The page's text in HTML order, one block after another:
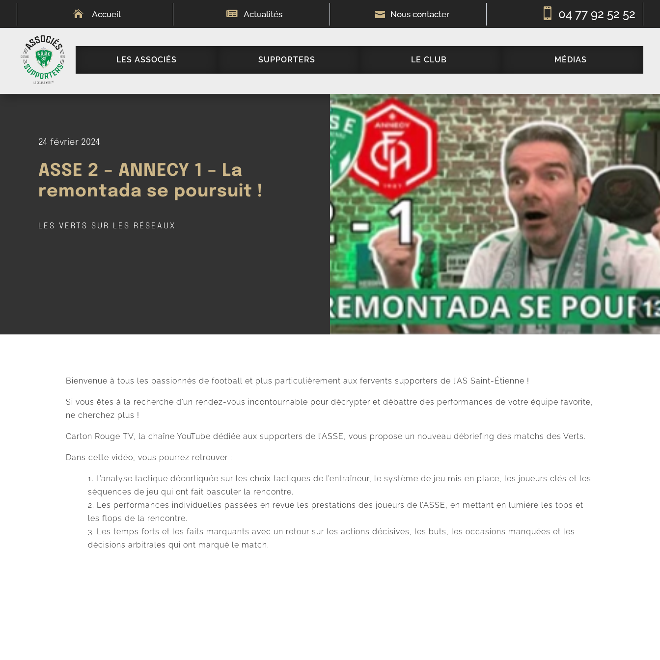
 Accueil  Actualités  Nous contacter  04 77 92 52 52
LES ASSOCIÉS SUPPORTERS LE CLUB MÉDIAS
24 février 2024
ASSE 2 – ANNECY 1 – La
remontada se poursuit !
LES VERTS SUR LES RÉSEAUX
Bienvenue à tous les passionnés de football et plus particulièrement aux fervents supporters de l’AS Saint-Étienne !
Si vous êtes à la recherche d’un rendez-vous incontournable pour décrypter et débattre des performances de votre équipe favorite,
ne cherchez plus !
Carton Rouge TV, la chaîne YouTube dédiée aux supporters de l’ASSE, vous propose un nouveau débriefing des matchs des Verts.
Dans cette vidéo, vous pourrez retrouver :
L’analyse tactique décortiquée sur les choix tactiques de l’entraîneur, le système de jeu mis en place, les joueurs clés et les
séquences de jeu qui ont fait basculer la rencontre.
Les performances individuelles passées en revue les prestations des joueurs de l’ASSE, en mettant en lumière les tops et
les flops de la rencontre.
Les temps forts et les faits marquants avec un retour sur les actions décisives, les buts, les occasions manquées et les
décisions arbitrales qui ont marqué le match.